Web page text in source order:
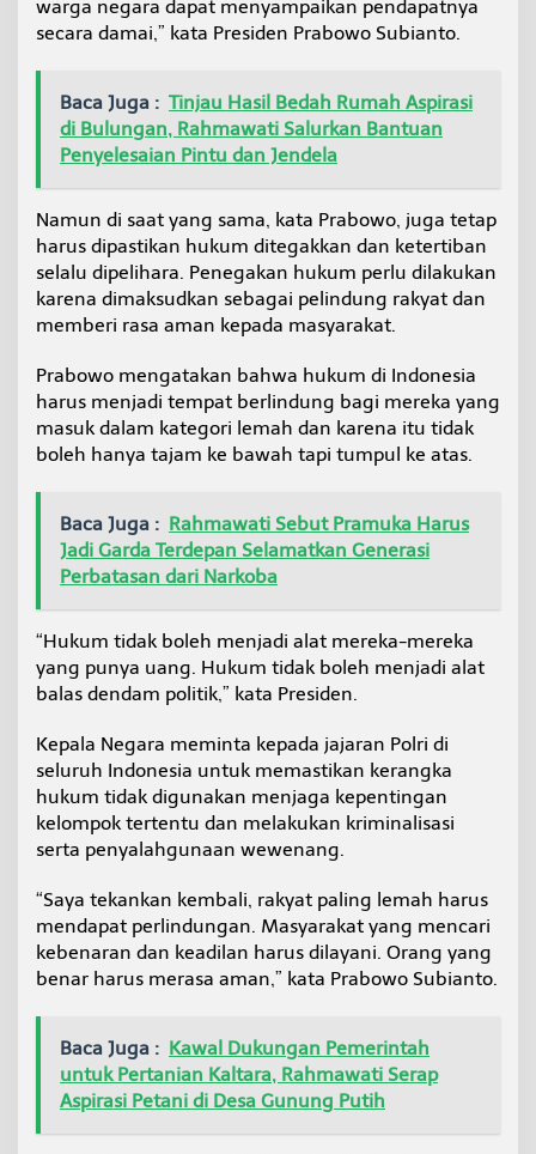
P
e
a
p
a
t
warga negara dapat menyampaikan pendapatnya
secara damai,” kata Presiden Prabowo Subianto.
Baca Juga : Tinjau Hasil Bedah Rumah Aspirasi
di Bulungan, Rahmawati Salurkan Bantuan
Penyelesaian Pintu dan Jendela
Namun di saat yang sama, kata Prabowo, juga tetap
harus dipastikan hukum ditegakkan dan ketertiban
selalu dipelihara. Penegakan hukum perlu dilakukan
karena dimaksudkan sebagai pelindung rakyat dan
memberi rasa aman kepada masyarakat.
Prabowo mengatakan bahwa hukum di Indonesia
harus menjadi tempat berlindung bagi mereka yang
masuk dalam kategori lemah dan karena itu tidak
boleh hanya tajam ke bawah tapi tumpul ke atas.
Baca Juga : Rahmawati Sebut Pramuka Harus
Jadi Garda Terdepan Selamatkan Generasi
Perbatasan dari Narkoba
“Hukum tidak boleh menjadi alat mereka-mereka
yang punya uang. Hukum tidak boleh menjadi alat
balas dendam politik,” kata Presiden.
Kepala Negara meminta kepada jajaran Polri di
seluruh Indonesia untuk memastikan kerangka
hukum tidak digunakan menjaga kepentingan
kelompok tertentu dan melakukan kriminalisasi
serta penyalahgunaan wewenang.
“Saya tekankan kembali, rakyat paling lemah harus
mendapat perlindungan. Masyarakat yang mencari
kebenaran dan keadilan harus dilayani. Orang yang
benar harus merasa aman,” kata Prabowo Subianto.
Baca Juga : Kawal Dukungan Pemerintah
untuk Pertanian Kaltara, Rahmawati Serap
Aspirasi Petani di Desa Gunung Putih